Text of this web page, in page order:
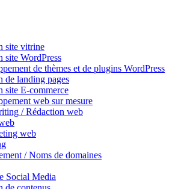
site vitrine
site WordPress
de thèmes et de plugins WordPress
de landing pages
site E-commerce
web sur mesure
/ Rédaction web
web
/ Noms de domaines
Social Media